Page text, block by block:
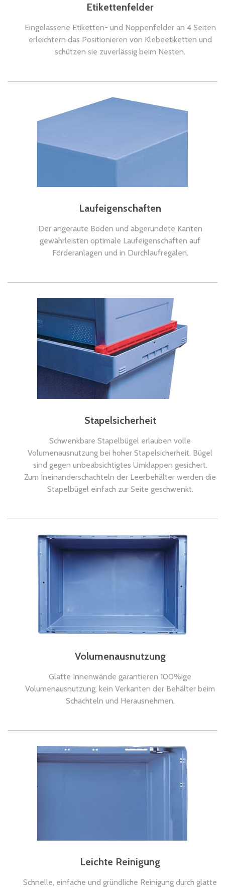
Etikettenfelder
Eingelassene Etiketten- und Noppenfelder an 4 Seiten
erleichtern das Positionieren von Klebeetiketten und
schützen sie zuverlässig beim Nesten.
Laufeigenschaften
Der angeraute Boden und abgerundete Kanten
gewährleisten optimale Laufeigenschaften auf
Förderanlagen und in Durchlaufregalen.
Stapelsicherheit
Schwenkbare Stapelbügel erlauben volle
Volumenausnutzung bei hoher Stapelsicherheit. Bügel
sind gegen unbeabsichtigtes Umklappen gesichert.
Zum Ineinanderschachteln der Leerbehälter werden die
Stapelbügel einfach zur Seite geschwenkt.
Volumenausnutzung
Glatte Innenwände garantieren 100%ige
Volumenausnutzung, kein Verkanten der Behälter beim
Schachteln und Herausnehmen.
Leichte Reinigung
Schnelle, einfache und gründliche Reinigung durch glatte